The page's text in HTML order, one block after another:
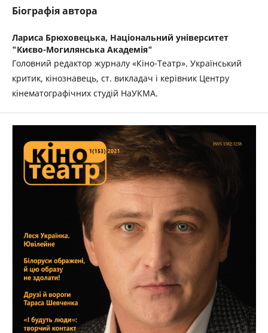
Біографія автора
Лариса Брюховецька, Національний університет
"Києво-Могилянська Академія"
Головний редактор журналу «Кіно-Театр». Український
критик, кінознавець, ст. викладач і керівник Центру
кінематографічних студій НаУКМА.